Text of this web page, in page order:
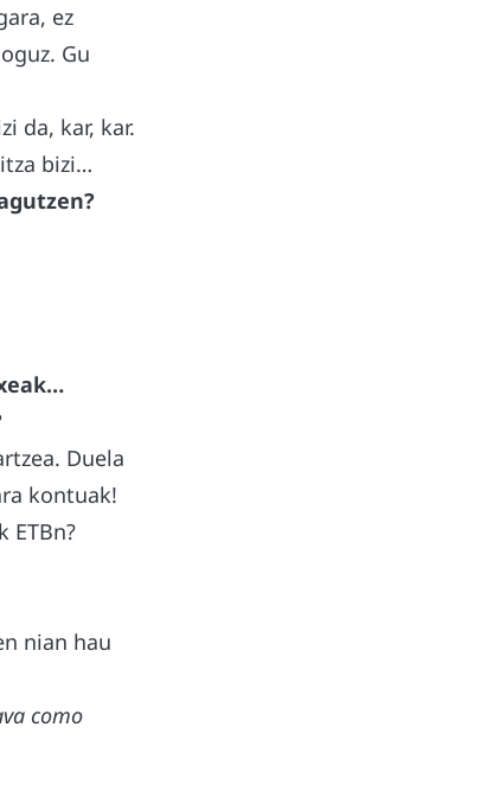
ez
Gu
da, kar, kar.
bizi…
Duela
kontuak!
ETBn?
nian hau
como